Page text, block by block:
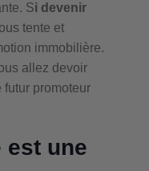
Si devenir
tente et
immobilière.
allez devoir
futur promoteur
est une